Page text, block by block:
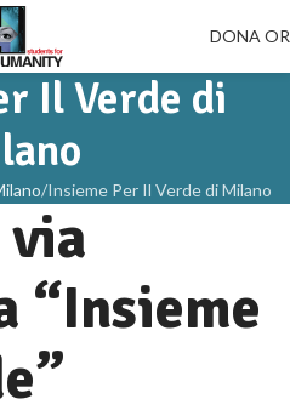
DONA
Il Verde di
Insieme Per Il Verde di Milano
“Insieme